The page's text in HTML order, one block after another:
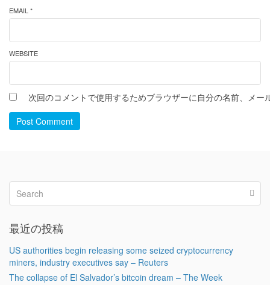
EMAIL *
WEBSITE
次回のコメントで使用するためブラウザーに自分の名前、メー
Post Comment
最近の投稿
US authorities begin releasing some seized cryptocurrency
miners, industry executives say – Reuters
The collapse of El Salvador’s bitcoin dream – The Week